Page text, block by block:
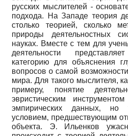
русских мыслителей -
подхода. На Западе теория
столько теорией, сколько
природы деятельностных
науках. Вместе с тем для
деятельности
категорию для объяснения
вопросов о самой
мира. Для такого мыслителя,
примеру, понятие
эвристическим
эмпирических данных, но
условием, предшествующим
объекта. Э. Ильенков